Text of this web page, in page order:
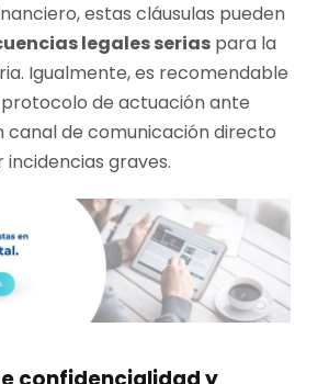
estas cláusulas pueden
legales serias para la
Igualmente, es recomendable
de actuación ante
canal de comunicación directo
graves.